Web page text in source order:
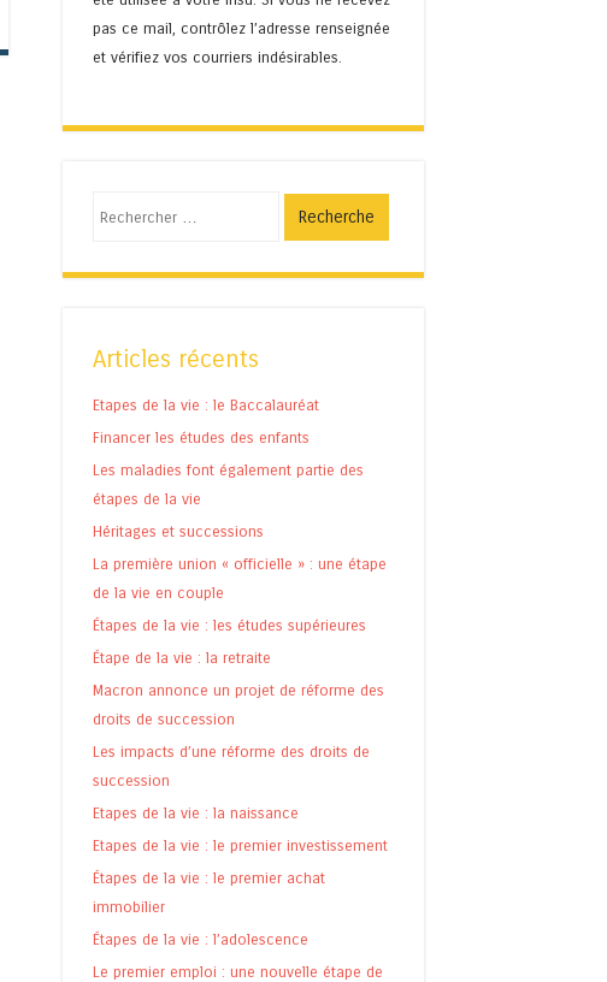
pas ce mail, contrôlez l’adresse renseignée
et vérifiez vos courriers indésirables.
Articles récents
Etapes de la vie : le Baccalauréat
Financer les études des enfants
Les maladies font également partie des
étapes de la vie
Héritages et successions
La première union « officielle » : une étape
de la vie en couple
Étapes de la vie : les études supérieures
Étape de la vie : la retraite
Macron annonce un projet de réforme des
droits de succession
Les impacts d’une réforme des droits de
succession
Etapes de la vie : la naissance
Etapes de la vie : le premier investissement
Étapes de la vie : le premier achat
immobilier
Étapes de la vie : l’adolescence
Le premier emploi : une nouvelle étape de